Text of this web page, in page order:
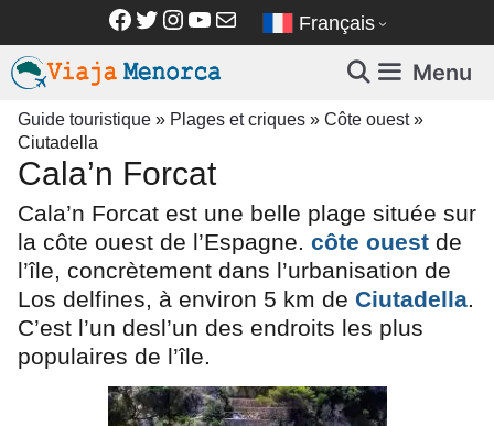
contenu
Facebook
Twitter
Instagram
YouTube
E-mail Français
Menu
Guide touristique » Plages et criques » Côte ouest»
Ciutadella
Cala’n Forcat
Cala’n Forcat est une belle plage située sur
la côte ouest de l’Espagne. côte ouest de
l’île, concrètement dans l’urbanisation de
Los delfines, à environ 5 km de Ciutadella.
C’est l’un desl’un des endroits les plus
populaires de l’île.